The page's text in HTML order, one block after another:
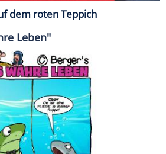
dem roten Teppich
Leben"